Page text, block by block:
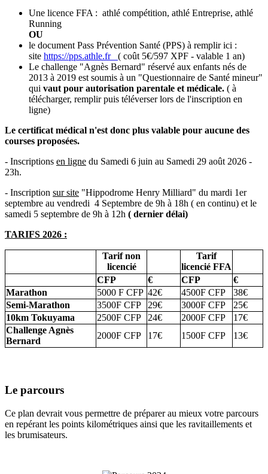
Une licence FFA : athlé compétition, athlé Entreprise, athlé
Running
OU
le document Pass Prévention Santé (PPS) à remplir ici :
site https://pps.athle.fr ( coût 5€/597 XPF - valable 1 an)
Le challenge "Agnès Bernard" réservé aux enfants nés de
2013 à 2019 est soumis à un "Questionnaire de Santé mineur"
qui vaut pour autorisation parentale et médicale. ( à
télécharger, remplir puis téléverser lors de l'inscription en
ligne)
Le certificat médical n'est donc plus valable pour aucune des
courses proposées.
- Inscriptions en ligne du Samedi 6 juin au Samedi 29 août 2026 -
23h.
- Inscription sur site "Hippodrome Henry Milliard" du mardi 1er
septembre au vendredi 4 Septembre de 9h à 18h ( en continu) et le
samedi 5 septembre de 9h à 12h ( dernier délai)
TARIFS 2026 :
Tarif non
licencié
Tarif
licencié FFA
CFP
€ CFP
€
Marathon
5000 F CFP 42€ 4500F CFP
38€
Semi-Marathon
3500F CFP 29€ 3000F CFP
25€
10km Tokuyama
2500F CFP 24€ 2000F CFP
17€
Challenge Agnès
Bernard
2000F CFP 17€ 1500F CFP 13€
Le parcours
Ce plan devrait vous permettre de préparer au mieux votre parcours
en repérant les points kilométriques ainsi que les ravitaillements et
les brumisateurs.